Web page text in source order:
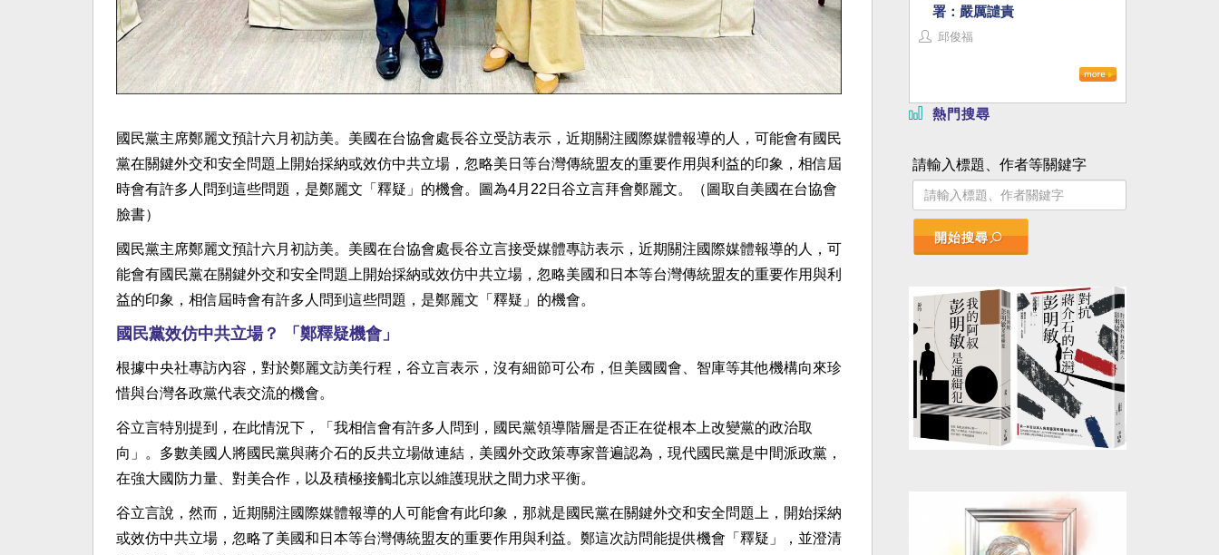
國民黨主席鄭麗文預計六月初訪美。美國在台協會處長谷立受訪表示，近期關注國際媒體報導的人，可能會有國民
黨在關鍵外交和安全問題上開始採納或效仿中共立場，忽略美日等台灣傳統盟友的重要作用與利益的印象，相信屆
時會有許多人問到這些問題，是鄭麗文「釋疑」的機會。圖為4月22日谷立言拜會鄭麗文。（圖取自美國在台協會
臉書）
國民黨主席鄭麗文預計六月初訪美。美國在台協會處長谷立言接受媒體專訪表示，近期關注國際媒體報導的人，可
能會有國民黨在關鍵外交和安全問題上開始採納或效仿中共立場，忽略美國和日本等台灣傳統盟友的重要作用與利
益的印象，相信屆時會有許多人問到這些問題，是鄭麗文「釋疑」的機會。
國民黨效仿中共立場？ 「鄭釋疑機會」
根據中央社專訪內容，對於鄭麗文訪美行程，谷立言表示，沒有細節可公布，但美國國會、智庫等其他機構向來珍
惜與台灣各政黨代表交流的機會。
谷立言特別提到，在此情況下，「我相信會有許多人問到，國民黨領導階層是否正在從根本上改變黨的政治取
向」。多數美國人將國民黨與蔣介石的反共立場做連結，美國外交政策專家普遍認為，現代國民黨是中間派政黨，
在強大國防力量、對美合作，以及積極接觸北京以維護現狀之間力求平衡。
谷立言說，然而，近期關注國際媒體報導的人可能會有此印象，那就是國民黨在關鍵外交和安全問題上，開始採納
或效仿中共立場，忽略了美國和日本等台灣傳統盟友的重要作用與利益。鄭這次訪問能提供機會「釋疑」，並澄清
署：嚴厲譴責
邱俊福
熱門搜尋
請輸入標題、作者等關鍵字
開始搜尋